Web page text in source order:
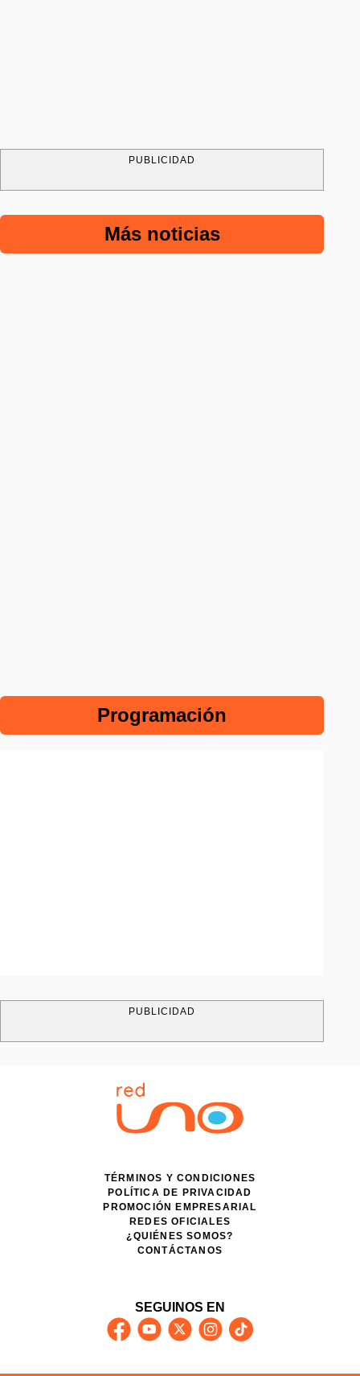
PUBLICIDAD
Más noticias
Programación
PUBLICIDAD
TÉRMINOS Y CONDICIONES
POLÍTICA DE PRIVACIDAD
PROMOCIÓN EMPRESARIAL
REDES OFICIALES
¿QUIÉNES SOMOS?
CONTÁCTANOS
SEGUINOS EN